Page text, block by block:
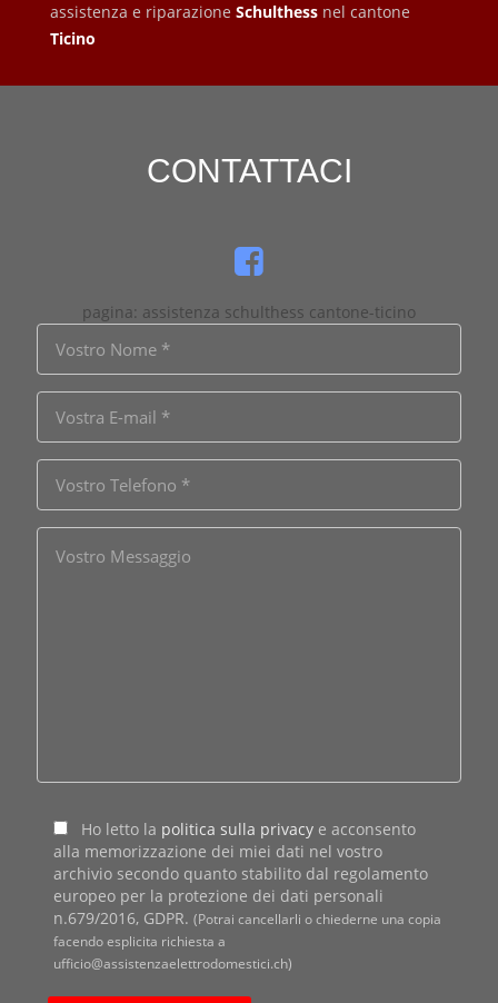
assistenza e riparazione Schulthess nel cantone
Ticino
CONTATTACI
pagina: assistenza schulthess cantone-ticino
Ho letto la politica sulla privacy e acconsento
alla memorizzazione dei miei dati nel vostro
archivio secondo quanto stabilito dal regolamento
europeo per la protezione dei dati personali
n.679/2016, GDPR. (Potrai cancellarli o chiederne una copia
facendo esplicita richiesta a
ufficio@assistenzaelettrodomestici.ch)